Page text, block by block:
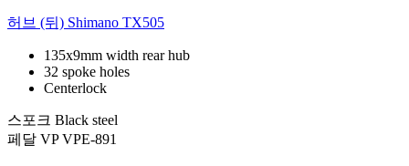
허브 (뒤) Shimano TX505
135x9mm width rear hub
32 spoke holes
Centerlock
스포크 Black steel
페달 VP VPE-891